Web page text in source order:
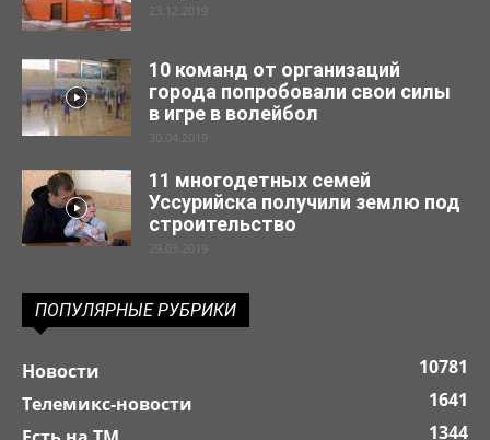
23.12.2019
10 команд от организаций
города попробовали свои силы
в игре в волейбол
30.04.2019
11 многодетных семей
Уссурийска получили землю под
строительство
29.03.2019
ПОПУЛЯРНЫЕ РУБРИКИ
Новости
10781
Телемикс-новости
1641
1344